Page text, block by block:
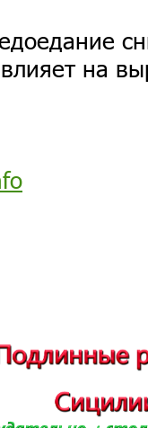
на